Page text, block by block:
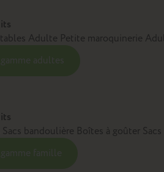
Adulte Petite maroquinerie
Sacs bandoulière Boîtes à goûter